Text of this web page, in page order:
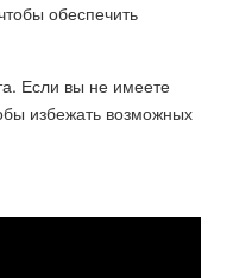
обеспечить
Если вы не имеете
избежать возможных